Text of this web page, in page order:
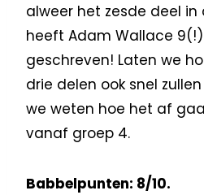
alweer het zesde deel in
heeft Adam Wallace
geschreven! Laten we
drie delen ook snel
we weten hoe het af
vanaf groep 4.
Babbelpunten: 8/10.